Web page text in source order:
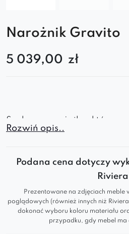
Narożnik Gravito
5 039,00 zł
Szukasz narożnika, który
dopasowuje się do Twojego
stylu, funkcjonalności i
Idealny do salonu,
apartamentu czy biura z
Dlaczego warto
Rozwiń opis..
Podana cena dotyczy
Riviera
Prezentowane na zdjęciach meble
poglądowych (również innych niż
dokonać wyboru koloru materiału
przypadku, gdy mebel ma